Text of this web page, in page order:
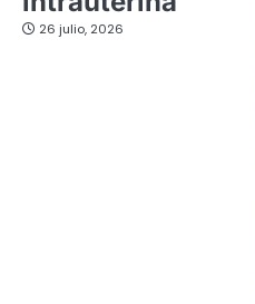
26 julio, 2026